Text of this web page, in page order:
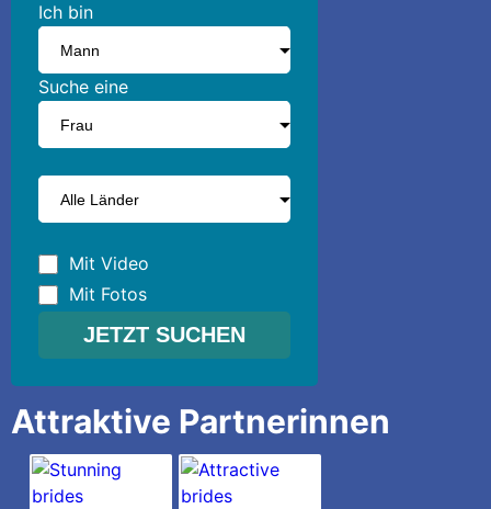
Ich bin
Suche eine
Mit Video
Mit Fotos
Attraktive Partnerinnen